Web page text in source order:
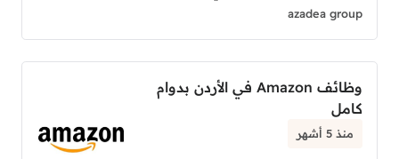
azadea group
وظائف Amazon في الأردن بدوام
كامل
منذ 5 أشهر